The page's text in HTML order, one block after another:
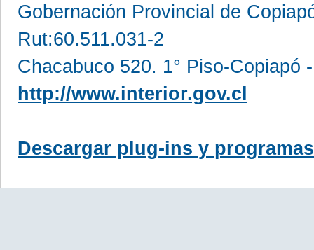
Gobernación Provincial de
Rut:60.511.031-2
Chacabuco 520. 1° Piso-Copiapó
http://www.interior.gov.cl
Descargar plug-ins y